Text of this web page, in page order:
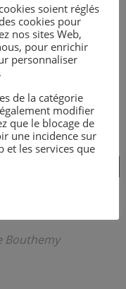
« sauvages de
Bouthemy
Bouthemy
soient réglés
cookies pour
nos sites Web,
pour enrichir
personnaliser
de la catégorie
modifier
que le blocage de
une incidence sur
et les services que